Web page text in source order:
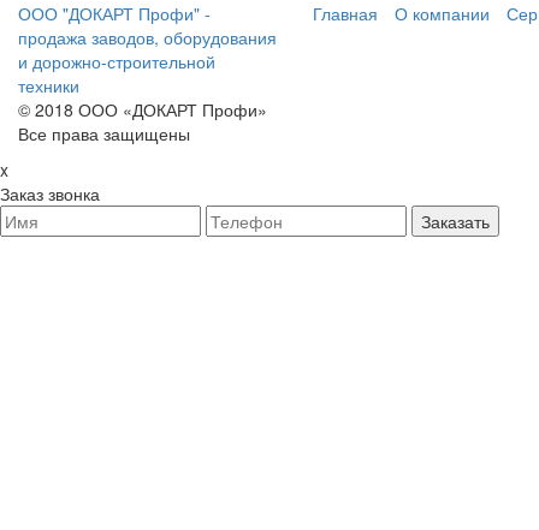
ООО "ДОКАРТ Профи" -
продажа заводов, оборудования
и дорожно-строительной
техники
© 2018 ООО «ДОКАРТ Профи»
Все права защищены
Главная О компании
x
Заказ звонка
Заказать